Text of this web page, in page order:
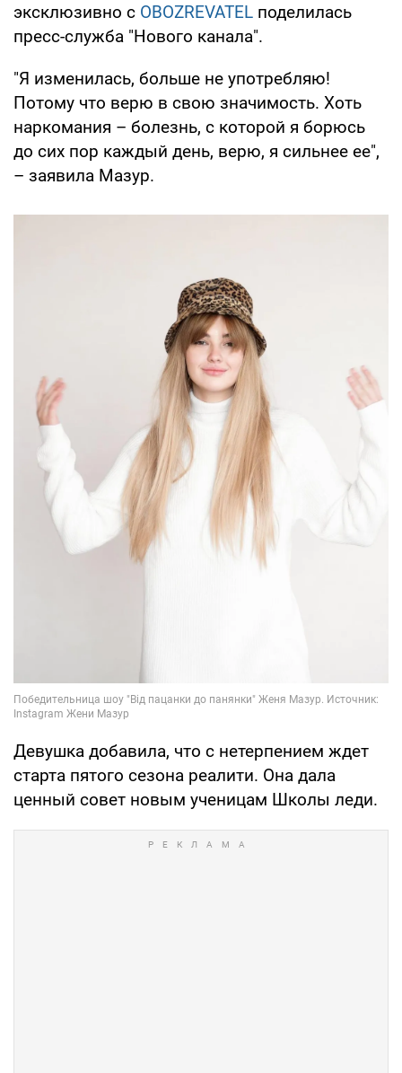
эксклюзивно с OBOZREVATEL поделилась
пресс-служба "Нового канала".
"Я изменилась, больше не употребляю!
Потому что верю в свою значимость. Хоть
наркомания – болезнь, с которой я борюсь
до сих пор каждый день, верю, я сильнее ее",
– заявила Мазур.
Девушка добавила, что с нетерпением ждет
старта пятого сезона реалити. ​​​​​​Она дала
ценный совет новым ученицам Школы леди.